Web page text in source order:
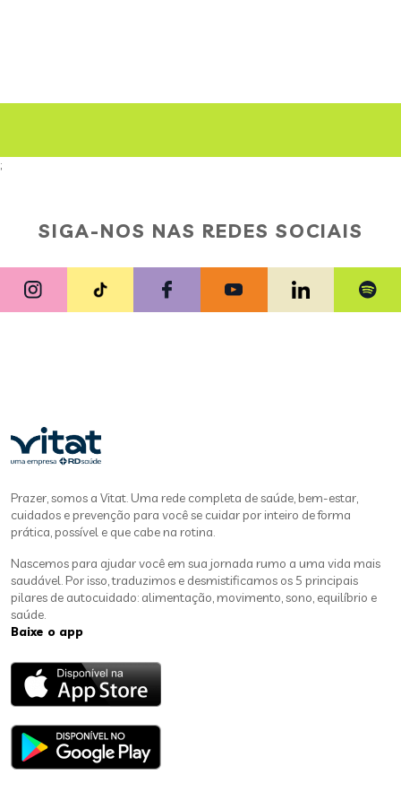
;
SIGA-NOS NAS REDES SOCIAIS
Prazer, somos a Vitat. Uma rede completa de saúde, bem-estar,
cuidados e prevenção para você se cuidar por inteiro de forma
prática, possível e que cabe na rotina.
Nascemos para ajudar você em sua jornada rumo a uma vida mais
saudável. Por isso, traduzimos e desmistificamos os 5 principais
pilares de autocuidado: alimentação, movimento, sono, equilíbrio e
saúde.
Baixe o app